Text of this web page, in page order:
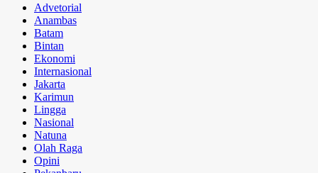
Advetorial
Anambas
Batam
Bintan
Ekonomi
Internasional
Jakarta
Karimun
Lingga
Nasional
Natuna
Olah Raga
Opini